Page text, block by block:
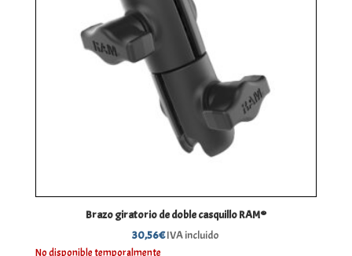
Brazo giratorio de doble casquillo RAM®
30,56€IVA incluido
No disponible temporalmente